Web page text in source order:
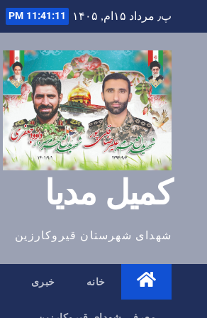
to
پ٫ مرداد ۱۵ام, ۱۴۰۵ 11:41:12 PM
کمیل مدیا
شهدای شهرستان قیروکارزین
خانه خبری